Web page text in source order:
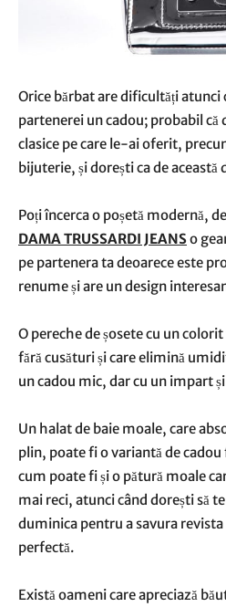
Orice bărbat are dificultăți atunci
partenerei un cadou; probabil că
clasice pe care le-ai oferit,
bijuterie, și dorești ca de această
Poți încerca o poșetă modernă,
DAMA TRUSSARDI JEANSo
pe partenera ta deoarece este
renume și are un design
O pereche de șosete cu un
fără cusături și care elimină
un cadou mic, dar cu un impart
Un halat de baie moale, care
plin, poate fi o variantă de
cum poate fi și o pătură moale
mai reci, atunci când dorești să
duminica pentru a savura
perfectă.
Există oameni care apreciază